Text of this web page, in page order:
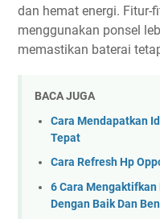
dan hemat energi.
menggunakan ponsel
memastikan baterai
BACA JUGA
Cara Mendapatkan
Tepat
Cara Refresh Hp
6 Cara Mengaktifkan
Dengan Baik Dan